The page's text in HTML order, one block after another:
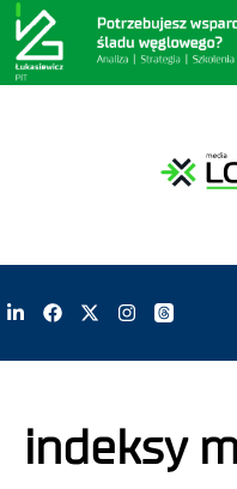
indeksy